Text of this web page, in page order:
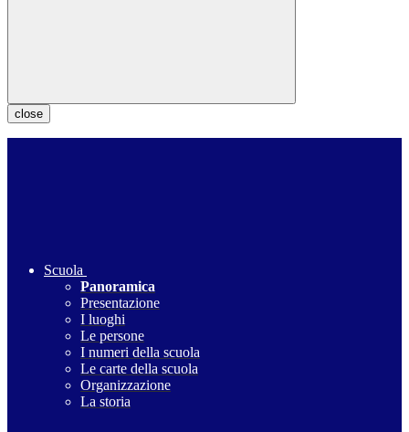
close
Scuola
Panoramica
Presentazione
I luoghi
Le persone
I numeri della scuola
Le carte della scuola
Organizzazione
La storia